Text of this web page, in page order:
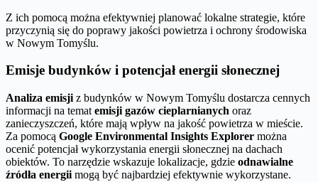
Z ich pomocą można efektywniej planować lokalne strategie, które
przyczynią się do poprawy jakości powietrza i ochrony środowiska
w Nowym Tomyślu.
Emisje budynków i potencjał energii słonecznej
Analiza emisji z budynków w Nowym Tomyślu dostarcza cennych
informacji na temat emisji gazów cieplarnianych oraz
zanieczyszczeń, które mają wpływ na jakość powietrza w mieście.
Za pomocą Google Environmental Insights Explorer można
ocenić potencjał wykorzystania energii słonecznej na dachach
obiektów. To narzędzie wskazuje lokalizacje, gdzie odnawialne
źródła energii mogą być najbardziej efektywnie wykorzystane.